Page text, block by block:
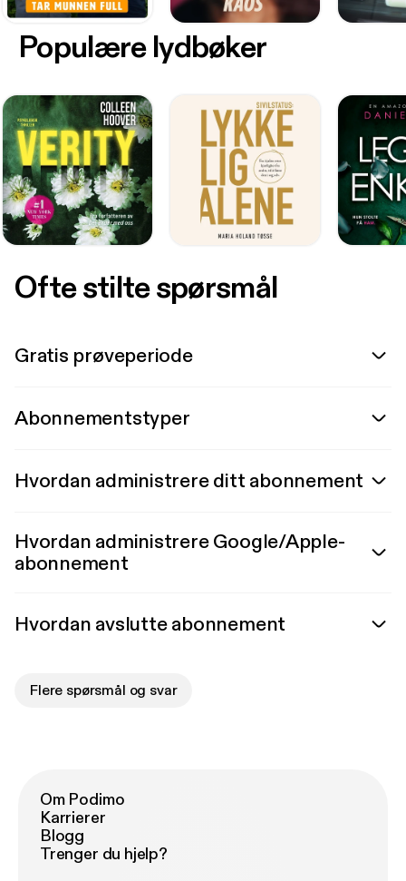
Populære lydbøker
Ofte stilte spørsmål
Gratis prøveperiode
Abonnementstyper
Hvordan administrere ditt abonnement
Hvordan administrere Google/Apple-
abonnement
Hvordan avslutte abonnement
Flere spørsmål og svar
Om Podimo
Karrierer
Blogg
Trenger du hjelp?